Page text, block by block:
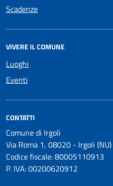
Scadenze
VIVERE IL COMUNE
Luoghi
Eventi
CONTATTI
Comune di Irgoli
Via Roma 1, 08020 - Irgoli (NU)
Codice fiscale: 80005110913
P. IVA: 00200620912